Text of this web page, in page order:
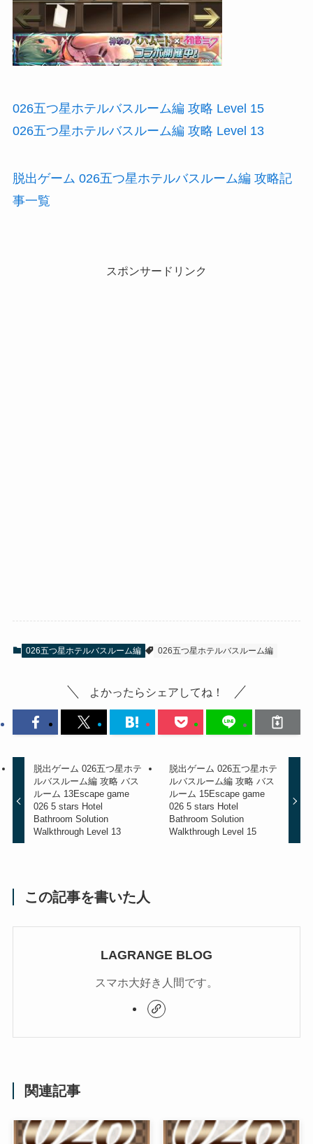
026五つ星ホテルバスルーム編 攻略 Level 15
026五つ星ホテルバスルーム編 攻略 Level 13
脱出ゲーム 026五つ星ホテルバスルーム編 攻略記
事一覧
スポンサードリンク
026五つ星ホテルバスルーム編 026五つ星ホテルバスルーム編
よかったらシェアしてね！
脱出ゲーム 026五つ星ホテ
ルバスルーム編 攻略 バス
ルーム 13Escape game
026 5 stars Hotel
Bathroom Solution
Walkthrough Level 13
脱出ゲーム 026五つ星ホテ
ルバスルーム編 攻略 バス
ルーム 15Escape game
026 5 stars Hotel
Bathroom Solution
Walkthrough Level 15
この記事を書いた人
LAGRANGE BLOG
スマホ大好き人間です。
関連記事